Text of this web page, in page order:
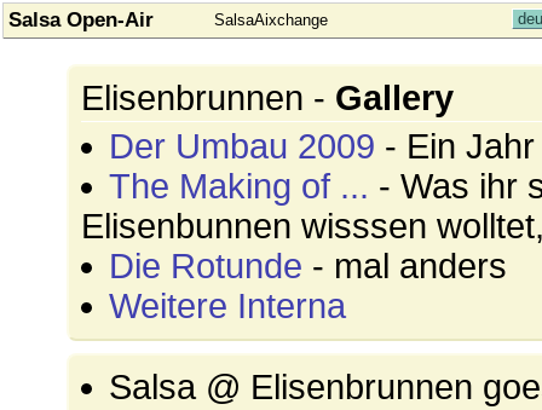
Salsa Open-Air SalsaAixchange
Elisenbrunnen - Gallery
Der Umbau 2009 - Ein
The Making of ... - Was ihr
Elisenbunnen wisssen
Die Rotunde - mal anders
Weitere Interna
Salsa @ Elisenbrunnen